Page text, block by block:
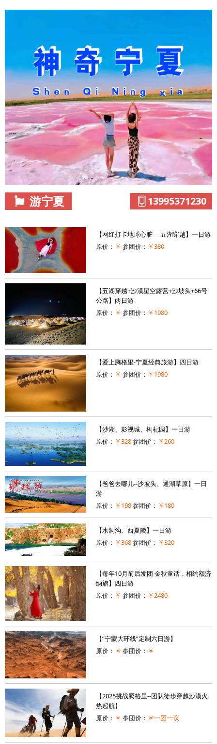
游宁夏 13995371230
【网红打卡地球心脏----五湖穿越】一日游
原价： ￥ 参团价： ￥380
【五湖穿越+沙漠星空露营+沙坡头+66号
公路】两日游
原价： ￥ 参团价： ￥1080
【爱上腾格里-宁夏经典旅游】四日游
原价： ￥ 参团价： ￥1980
【沙湖、影视城、枸杞园】一日游
原价： ￥328参团价： ￥260
【爸爸去哪儿--沙坡头、通湖草原】一日
游
原价： ￥198参团价： ￥180
【水洞沟、西夏陵】一日游
原价： ￥368参团价： ￥320
【每年10月前后发团 金秋童话，相约额济
纳旗】四日游
原价： ￥ 参团价： ￥2480
【“宁蒙大环线”定制六日游】
原价： ￥ 参团价： ￥
【2025挑战腾格里--团队徒步穿越沙漠火
热起航】
原价： ￥ 参团价： ￥一团一议